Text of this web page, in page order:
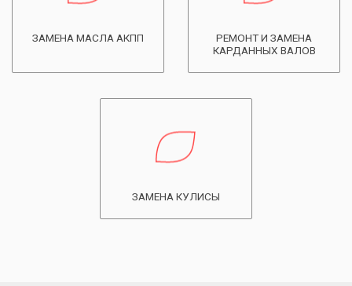
ЗАМЕНА МАСЛА АКПП
РЕМОНТ И ЗАМЕНА
КАРДАННЫХ ВАЛОВ
ЗАМЕНА КУЛИСЫ